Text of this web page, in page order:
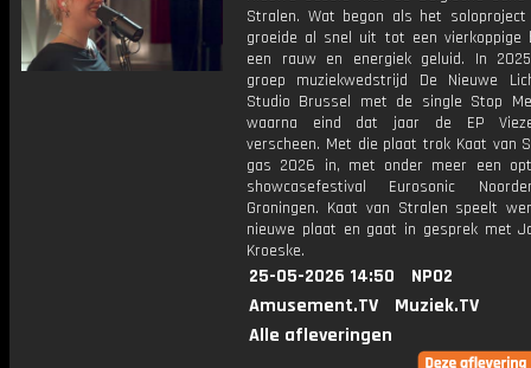
Stralen. Wat begon als het
groeide al snel uit tot een vierkoppige
een rauw en energiek geluid. In
groep muziekwedstrijd De Nieuwe
Studio Brussel met de single Stop
waarna eind dat jaar de EP
verscheen. Met die plaat trok Kaat van
gas 2026 in, met onder meer een
showcasefestival Eurosonic
Groningen. Kaat van Stralen speelt
nieuwe plaat en gaat in gesprek met
Kroeske.
25-05-2026 14:50
NPO2
Amusement.TV
Muziek.TV
Alle afleveringen